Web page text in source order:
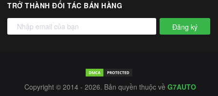
TRỞ THÀNH ĐỐI TÁC BÁN HÀNG
Đăng ký
Copyright © 2014 - 2026. Bản quyền thuộc về G7AUTO